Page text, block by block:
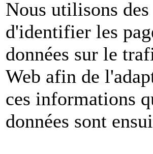
Nous utilisons
d'identifier les
données sur le
Web afin de
ces informations
données sont